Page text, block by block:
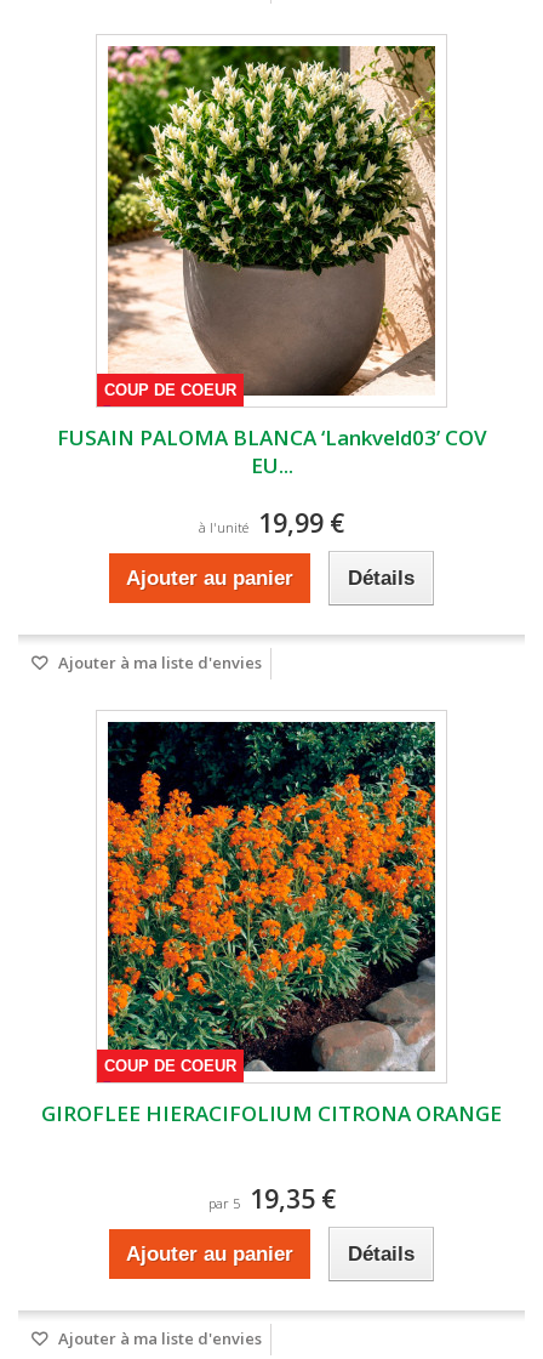
COUP DE COEUR
FUSAIN PALOMA BLANCA ‘Lankveld03’ COV
EU...
à l'unité 19,99 €
Ajouter au panier Détails
Ajouter à ma liste d'envies
COUP DE COEUR
GIROFLEE HIERACIFOLIUM CITRONA ORANGE
par 5 19,35 €
Ajouter au panier Détails
Ajouter à ma liste d'envies